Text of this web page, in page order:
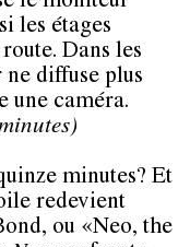
les étages
Dans les
diffuse plus
une caméra.
minutes? Et
redevient
ou «Neo, the